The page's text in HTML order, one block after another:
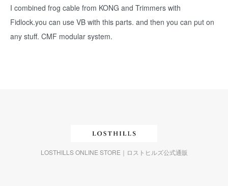
I combined frog cable from KONG and Trimmers with
Fidlock.you can use VB with this parts. and then you can put on
any stuff. CMF modular system.
LOSTHILLS ONLINE STORE｜ロストヒルズ公式通販